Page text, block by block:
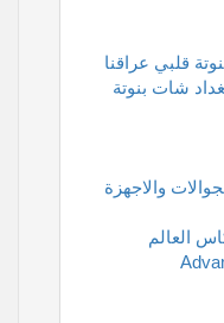
قلبي عراقنا
شات بنوتة
والاجهزة
العالم